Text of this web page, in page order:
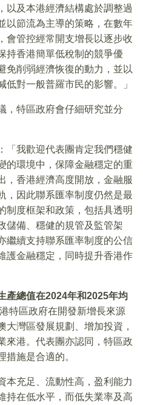
以及本港經濟結構處於調整過
以節流為主導的策略，在數年
會管控經常開支增長以逐步收
持香港簡單低稅制的競爭優
免削弱經濟恢復的動力，並以
低對一般普羅市民的影響。」
，特區政府會仔細研究並分
「我歡迎代表團肯定我們穩健
的環境中，保障金融穩定的重
，香港經濟高度開放，金融服
，因此聯系匯率制度仍然是最
制度框架和政策，包括具透明
儲備、穩健的規管及監管架
繼續支持聯系匯率制度的公信
護金融穩定，同時提升香港作
產總值在2024年和2025年均
特區政府在開發新增長來源
灣區發展規劃、增加投資，
來港。代表團亦認同，特區政
措施是合適的。
本充足、流動性高，盈利能力
持在低水平，而低失業率及高